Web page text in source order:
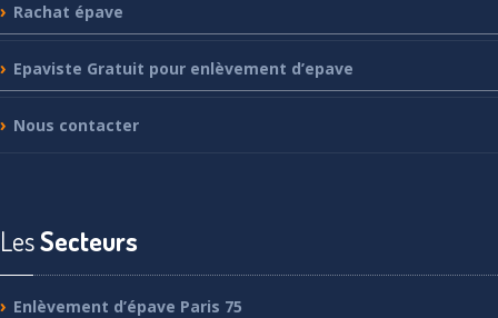
Rachat épave
Epaviste Gratuit pour enlèvement d’epave
Nous contacter
LesSecteurs
Enlèvement d’épave Paris 75